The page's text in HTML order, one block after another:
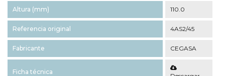
Altura (mm) 110.0
Referencia original 4AS2/45
Fabricante CEGASA
Ficha técnica